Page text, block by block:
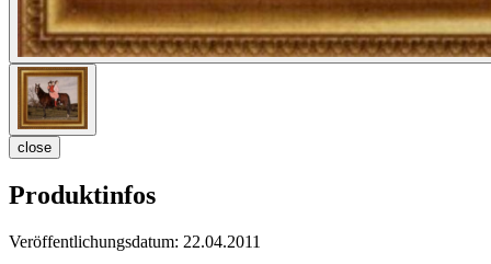
close
Produktinfos
Veröffentlichungsdatum: 22.04.2011